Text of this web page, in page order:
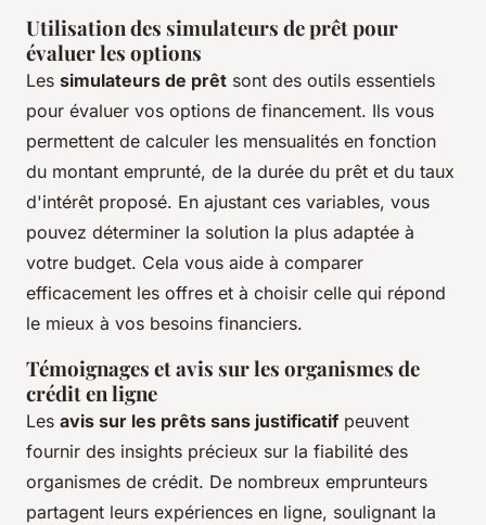
Utilisation des simulateurs de prêt pour
évaluer les options
Les simulateurs de prêt sont des outils essentiels
pour évaluer vos options de financement. Ils vous
permettent de calculer les mensualités en fonction
du montant emprunté, de la durée du prêt et du taux
d'intérêt proposé. En ajustant ces variables, vous
pouvez déterminer la solution la plus adaptée à
votre budget. Cela vous aide à comparer
efficacement les offres et à choisir celle qui répond
le mieux à vos besoins financiers.
Témoignages et avis sur les organismes de
crédit en ligne
Les avis sur les prêts sans justificatif peuvent
fournir des insights précieux sur la fiabilité des
organismes de crédit. De nombreux emprunteurs
partagent leurs expériences en ligne, soulignant la